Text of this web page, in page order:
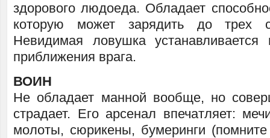
здорового людоеда. Обладает
которую может зарядить до трех
Невидимая ловушка
приближения врага.
ВОИН
Не обладает манной вообще, но
страдает. Его арсенал впечатляет:
молоты, сюрикены, бумеринги